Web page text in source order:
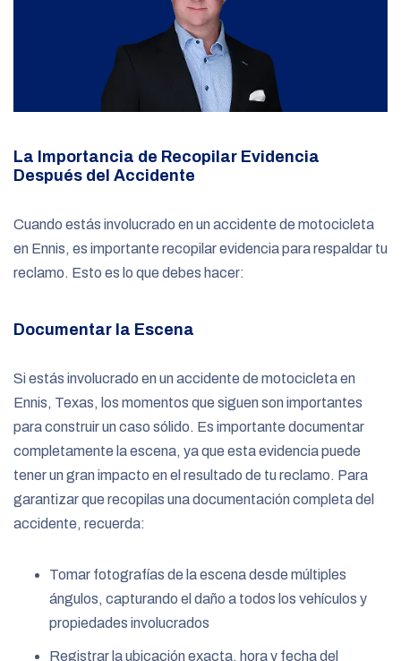
La Importancia de Recopilar Evidencia
Después del Accidente
Cuando estás involucrado en un accidente de motocicleta
en Ennis, es importante recopilar evidencia para respaldar tu
reclamo. Esto es lo que debes hacer:
Documentar la Escena
Si estás involucrado en un accidente de motocicleta en
Ennis, Texas, los momentos que siguen son importantes
para construir un caso sólido. Es importante documentar
completamente la escena, ya que esta evidencia puede
tener un gran impacto en el resultado de tu reclamo. Para
garantizar que recopilas una documentación completa del
accidente, recuerda:
Tomar fotografías de la escena desde múltiples
ángulos, capturando el daño a todos los vehículos y
propiedades involucrados
Registrar la ubicación exacta, hora y fecha del